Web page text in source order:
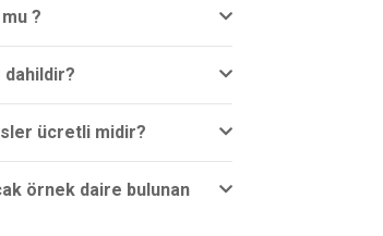
?
dahildir?
ücretli midir?
örnek daire bulunan